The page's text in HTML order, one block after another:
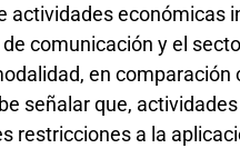
actividades económicas
comunicación y el
en
señalar que,
restricciones a la